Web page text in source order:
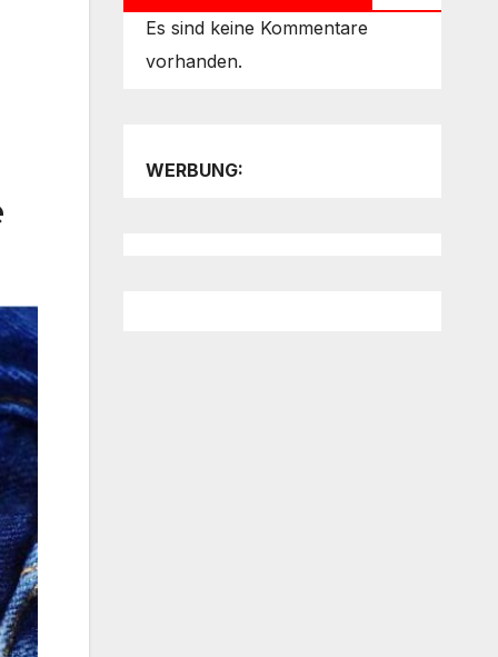
Es sind keine Kommentare
vorhanden.
WERBUNG: